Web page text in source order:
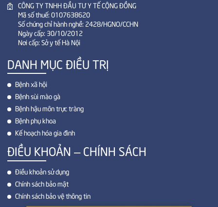
CÔNG TY TNHH ĐẦU TƯ Y TẾ CỘNG ĐỒNG
Mã số thuế: 0107638620
Số chứng chỉ hành nghề: 2428/HGNO/CCHN
Ngày cấp: 30/10/2012
Nơi cấp: Sở y tế Hà Nội
DANH MỤC ĐIỀU TRỊ
Bệnh xã hội
Bệnh sùi mào gà
Bệnh hậu môn trực tràng
Bệnh phụ khoa
Kế hoạch hóa gia đình
ĐIỀU KHOẢN – CHÍNH SÁCH
Điều khoản sử dụng
Chính sách bảo mật
Chính sách bảo vệ thông tin